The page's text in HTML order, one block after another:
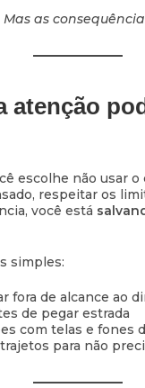
Mas as
atenção
escolhe não usar o
respeitar os
você está
simples:
fora de alcance ao
de pegar estrada
com telas e fones
para não